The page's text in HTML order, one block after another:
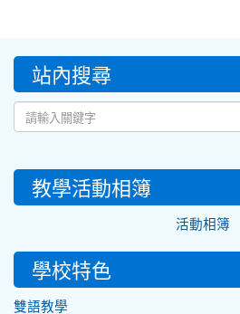
::: 站內搜尋
教學活動相簿
活動相簿
學校特色
雙語教學